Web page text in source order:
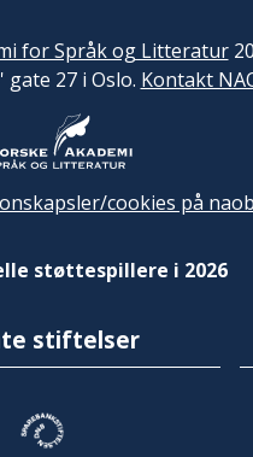
for Språk og Litteratur
27 i Oslo. Kontakt
cookies på
støttespillere i 2026
stiftelser